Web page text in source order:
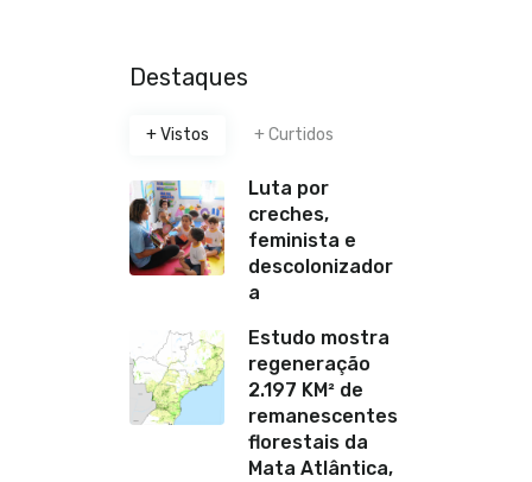
Destaques
+ Vistos + Curtidos
Luta por
creches,
feminista e
descolonizador
a
Estudo mostra
regeneração
2.197 KM² de
remanescentes
florestais da
Mata Atlântica,